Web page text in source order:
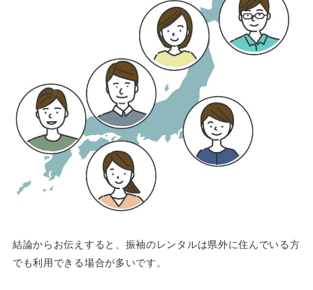
結論からお伝えすると、振袖のレンタルは県外に住んでいる方
でも利用できる場合が多いです。